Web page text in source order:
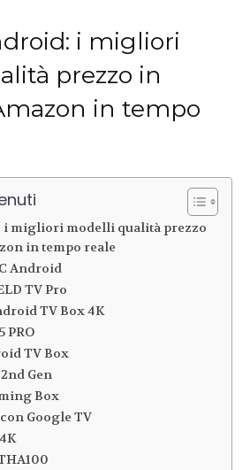
i migliori
prezzo in
in tempo
i migliori modelli qualità prezzo
in tempo reale
Android
TV Pro
TV Box 4K
PRO
TV Box
Gen
Box
Google TV